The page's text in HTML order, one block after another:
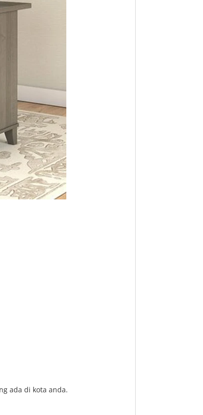
ada di kota anda.